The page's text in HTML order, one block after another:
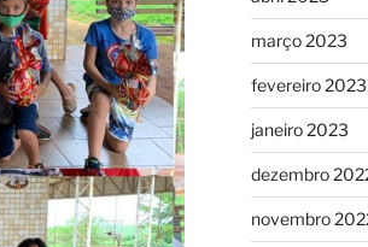
março 2023
fevereiro 2023
janeiro 2023
dezembro
novembro